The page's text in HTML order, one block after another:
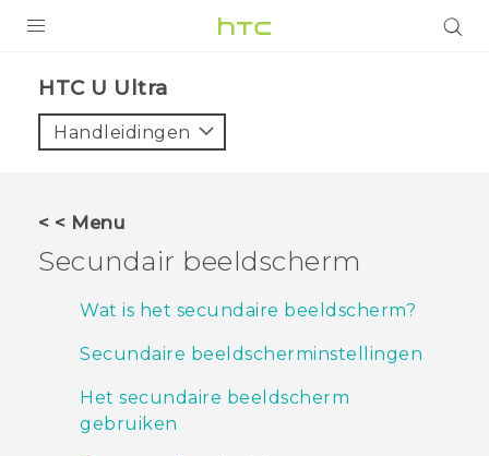
VIVE
HTC-apparaten & -accessoires
VIVERSE
Aanmelden
HTC U Ultra‎
Handleidingen
< < Menu
Secundair beeldscherm
Wat is het secundaire beeldscherm?
Secundaire beeldscherminstellingen
Het secundaire beeldscherm
gebruiken